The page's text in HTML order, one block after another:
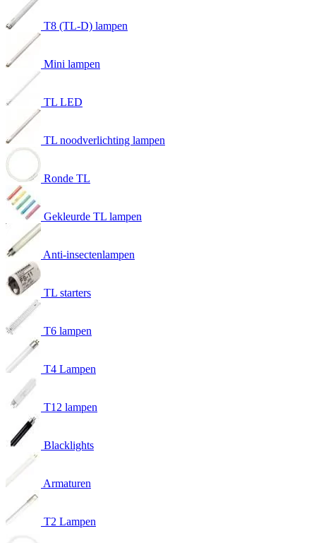
T8 (TL-D) lampen
Mini lampen
TL LED
TL noodverlichting lampen
Ronde TL
Gekleurde TL lampen
Anti-insectenlampen
TL starters
T6 lampen
T4 Lampen
T12 lampen
Blacklights
Armaturen
T2 Lampen